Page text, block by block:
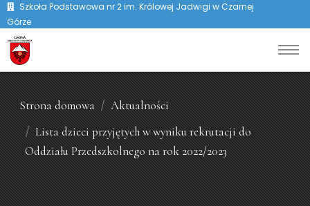
Szkoła Podstawowa nr 2 im. Królowej Jadwigi w Czarnej
Górze
Strona domowa
Aktualności
Lista dzieci przyjętych w wyniku rekrutacji do
Oddziału Przedszkolnego na rok 2022/2023